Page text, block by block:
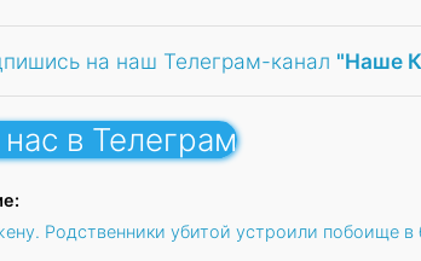
на наш Телеграм-канал "Наше
в Телеграм
Родственники убитой устроили побоище в